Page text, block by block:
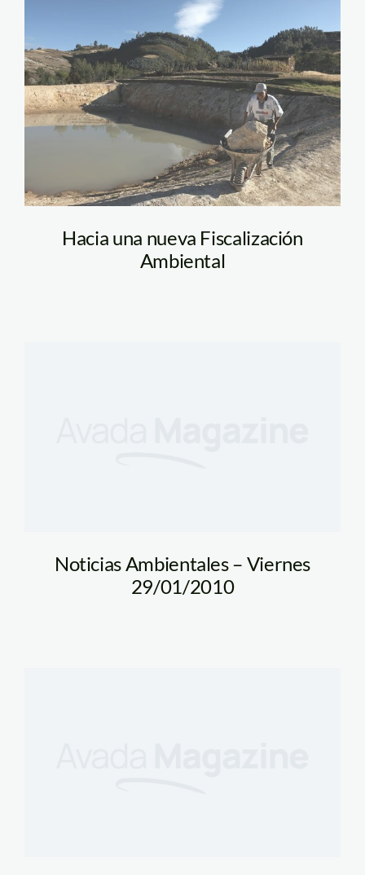
construccion_sierra_tm
Hacia una nueva Fiscalización
Ambiental
Noticias Ambientales – Viernes
29/01/2010